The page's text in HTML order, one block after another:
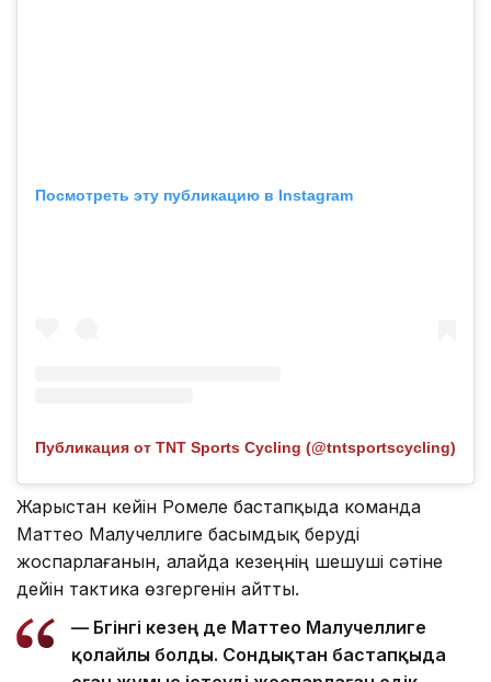
Посмотреть эту публикацию в Instagram
Публикация от TNT Sports Cycling (@tntsportscycling)
Жарыстан кейін Ромеле бастапқыда команда
Маттео Малучеллиге басымдық беруді
жоспарлағанын, алайда кезеңнің шешуші сәтіне
дейін тактика өзгергенін айтты.
— Бүгінгі кезең де Маттео Малучеллиге
қолайлы болды. Сондықтан бастапқыда